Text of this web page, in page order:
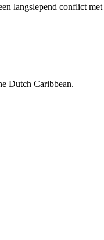
langslepend conflict
Dutch Caribbean.